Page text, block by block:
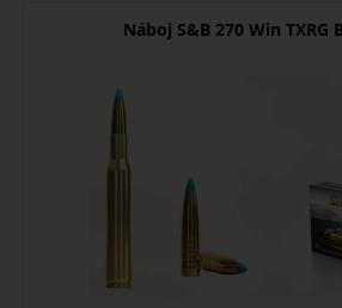
Náboj S&B 270 Win TXRG